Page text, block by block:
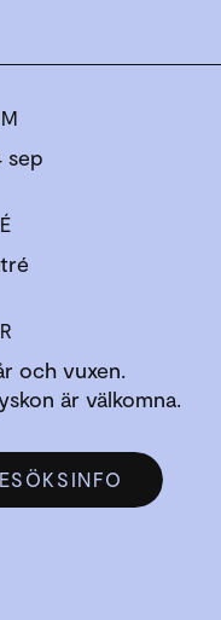
sep
och vuxen.
är välkomna.